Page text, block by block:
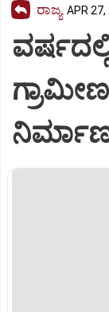
ರಾಜ್ಯ APR